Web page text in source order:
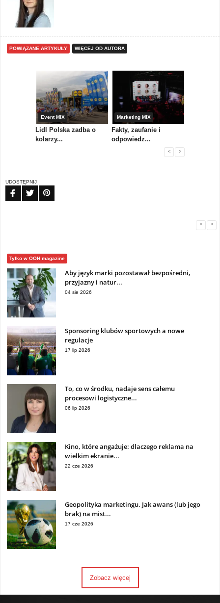
POWIĄZANE ARTYKUŁY WIĘCEJ OD AUTORA
Event MIX
Lidl Polska zadba o
kolarzy...
Marketing MIX
Fakty, zaufanie i
odpowiedz...
< >
UDOSTĘPNIJ
< >
Tylko w OOH magazine
Aby język marki pozostawał bezpośredni,
przyjazny i natur...
04 sie 2026
Sponsoring klubów sportowych a nowe
regulacje
17 lip 2026
To, co w środku, nadaje sens całemu
procesowi logistyczne...
06 lip 2026
Kino, które angażuje: dlaczego reklama na
wielkim ekranie...
22 cze 2026
Geopolityka marketingu. Jak awans (lub jego
brak) na mist...
17 cze 2026
Zobacz więcej